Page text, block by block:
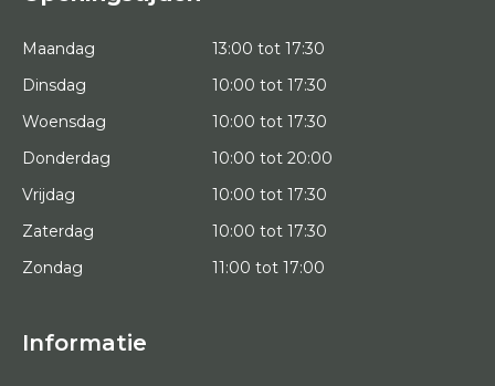
Maandag
13:00 tot 17:30
Dinsdag
10:00 tot 17:30
Woensdag
10:00 tot 17:30
Donderdag
10:00 tot 20:00
Vrijdag
10:00 tot 17:30
Zaterdag
10:00 tot 17:30
Zondag
11:00 tot 17:00
Informatie